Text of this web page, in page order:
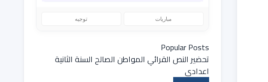
مباريات توجيه
Popular Posts
تحضير النص القرائي المواطن الصالح السنة الثانية
اعدادي